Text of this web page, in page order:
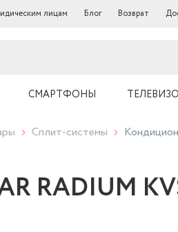
лицам Блог Возврат
СМАРТФОНЫ
Сплит-системы
RADIUM